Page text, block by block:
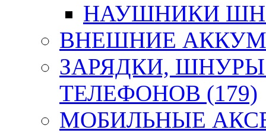
НАУШНИКИ
ВНЕШНИЕ
ЗАРЯДКИ,
ТЕЛЕФОНОВ (179)
МОБИЛЬНЫЕ